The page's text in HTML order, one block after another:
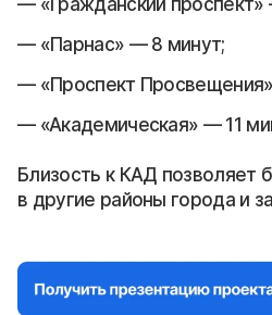
«Парнас» — 8 минут;
«Проспект
«Академическая» — 11
Близость к КАД позволяет
в другие районы города и